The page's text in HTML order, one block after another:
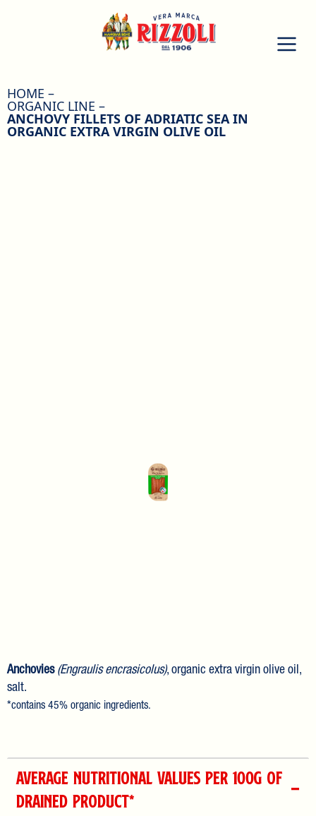
HOME
ORGANIC LINE
ANCHOVY FILLETS OF ADRIATIC SEA IN
ORGANIC EXTRA VIRGIN OLIVE OIL
Anchovies (Engraulis encrasicolus), organic extra virgin olive oil,
salt.
*contains 45% organic ingredients.
AVERAGE NUTRITIONAL VALUES PER 100g OF
DRAINED PRODUCT*